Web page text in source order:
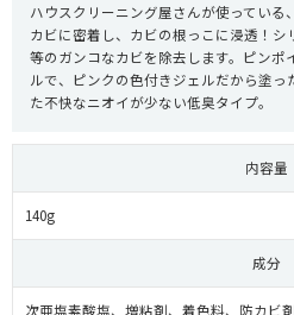
ハウスクリーニング屋さんが使ってい
カビに密着し、カビの根っこに浸透！
等のガンコなカビを除去します。ピンポ
ルで、ピンクの色付きジェルだから塗
た不快なニオイが少ない低臭タイプ。
内容量
140g
成分
次亜塩素酸塩、増粘剤、着色料、防カビ